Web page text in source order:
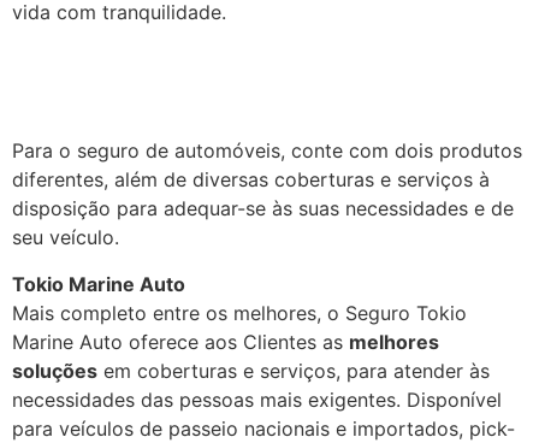
vida com tranquilidade.
Para o seguro de automóveis, conte com dois produtos
diferentes, além de diversas coberturas e serviços à
disposição para adequar-se às suas necessidades e de
seu veículo.
Tokio Marine Auto
Mais completo entre os melhores, o Seguro Tokio
Marine Auto oferece aos Clientes as melhores
soluções em coberturas e serviços, para atender às
necessidades das pessoas mais exigentes. Disponível
para veículos de passeio nacionais e importados, pick-